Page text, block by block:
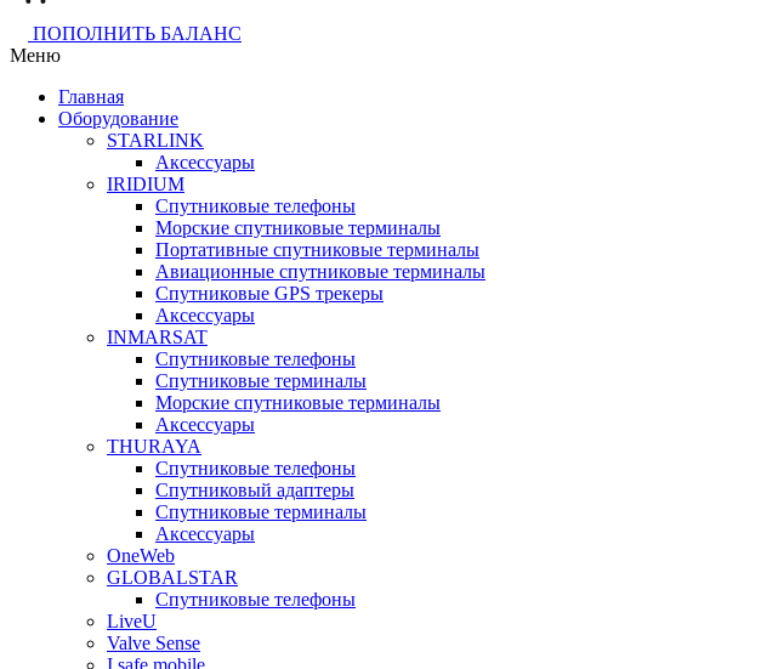
ПОПОЛНИТЬ БАЛАНС
Меню
Главная
Оборудование
STARLINK
Аксессуары
IRIDIUM
Спутниковые телефоны
Морские спутниковые терминалы
Портативные спутниковые терминалы
Авиационные спутниковые терминалы
Спутниковые GPS трекеры
Аксессуары
INMARSAT
Спутниковые телефоны
Спутниковые терминалы
Морские спутниковые терминалы
Аксессуары
THURAYA
Спутниковые телефоны
Спутниковый адаптеры
Спутниковые терминалы
Аксессуары
OneWeb
GLOBALSTAR
Спутниковые телефоны
LiveU
Valve Sense